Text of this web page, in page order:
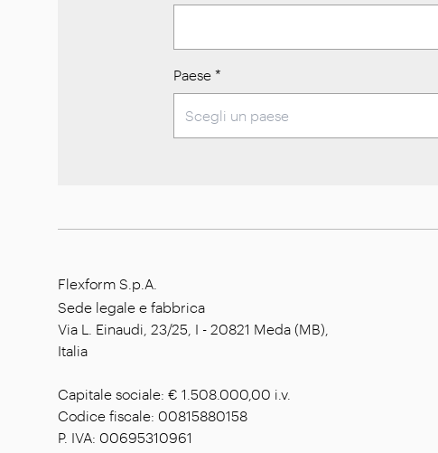
Paese *
Flexform S.p.A.
Sede legale e fabbrica
Via L. Einaudi, 23/25, I - 20821 Meda (MB),
Italia
Capitale sociale: € 1.508.000,00 i.v.
Codice fiscale: 00815880158
P. IVA: 00695310961